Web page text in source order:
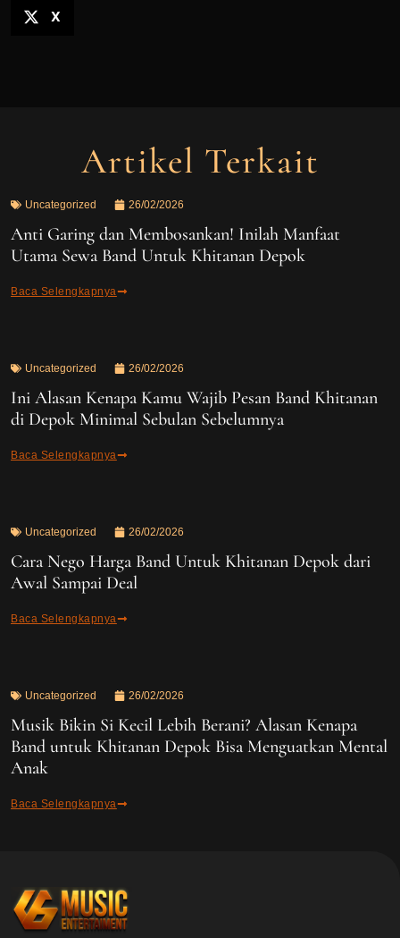
X
Artikel Terkait
Uncategorized 26/02/2026
Anti Garing dan Membosankan! Inilah Manfaat
Utama Sewa Band Untuk Khitanan Depok
Baca Selengkapnya
Uncategorized 26/02/2026
Ini Alasan Kenapa Kamu Wajib Pesan Band Khitanan
di Depok Minimal Sebulan Sebelumnya
Baca Selengkapnya
Uncategorized 26/02/2026
Cara Nego Harga Band Untuk Khitanan Depok dari
Awal Sampai Deal
Baca Selengkapnya
Uncategorized 26/02/2026
Musik Bikin Si Kecil Lebih Berani? Alasan Kenapa
Band untuk Khitanan Depok Bisa Menguatkan Mental
Anak
Baca Selengkapnya